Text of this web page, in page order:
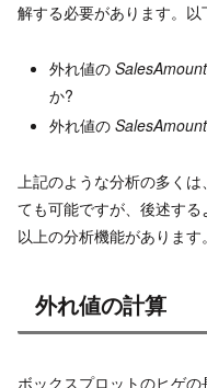
解する必要があります。以
外れ値の
か?
外れ値の
上記のような分析の多く
ても可能ですが、後述す
以上の分析機能があります。
外れ値の計算
ボックスプロットのヒゲ